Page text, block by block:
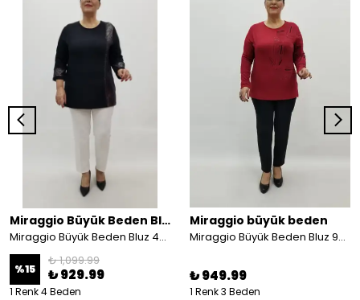
Miraggio Büyük Beden Bluz
Miraggio Büyük Beden Bluz 4269 SİY-GÜMÜŞ
%15
₺ 1,099.99
₺ 929.99
1 Renk 4 Beden
Miraggio büyük beden
Miraggio Büyük Beden Bluz 99293 BORDO
₺ 949.99
1 Renk 3 Beden